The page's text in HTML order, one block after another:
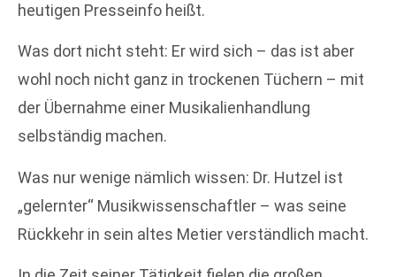
heutigen Presseinfo heißt.
Was dort nicht steht: Er wird sich – das ist aber
wohl noch nicht ganz in trockenen Tüchern – mit
der Übernahme einer Musikalienhandlung
selbständig machen.
Was nur wenige nämlich wissen: Dr. Hutzel ist
„gelernter“ Musikwissenschaftler – was seine
Rückkehr in sein altes Metier verständlich macht.